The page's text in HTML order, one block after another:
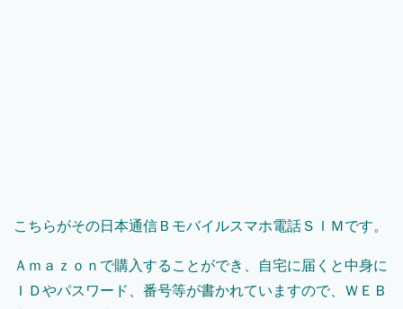
こちらがその日本通信Ｂモバイルスマホ電話ＳＩＭです。
Ａｍａｚｏｎで購入することができ、自宅に届くと中身に
ＩＤやパスワード、番号等が書かれていますので、ＷＥＢ